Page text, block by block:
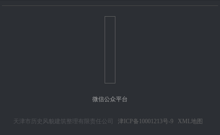
微信公众平台
天津市历史风貌建筑整理有限责任公司 津ICP备10001213号-9 XML地图